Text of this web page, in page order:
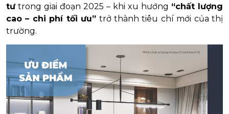
tưtrong giai đoạn 2025 – khi xu hướng “chất lượng
cao – chi phí tối ưu” trở thành tiêu chí mới của thị
trường.